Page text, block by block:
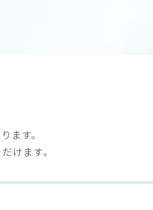
ます。
けます。